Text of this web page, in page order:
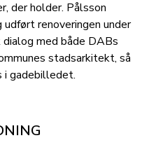
der holder. Pålsson
renoveringen under
med både DABs
stadsarkitekt, så
i gadebilledet.